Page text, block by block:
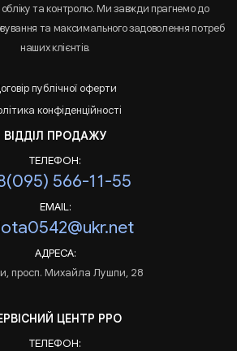
та контролю. Ми завжди прагнемо до
та максимального задоволення потреб
наших клієнтів.
публічної оферти
конфіденційності
ВІДДІЛ ПРОДАЖУ
ТЕЛЕФОН:
566-11-55
EMAIL:
АДРЕСА:
просп. Михайла Лушпи, 28
ЦЕНТР РРО
ТЕЛЕФОН: